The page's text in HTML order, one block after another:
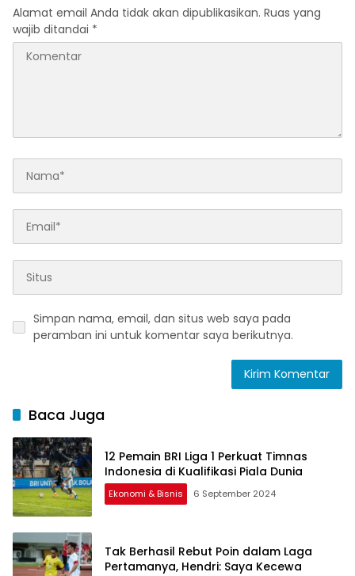
Alamat email Anda tidak akan dipublikasikan. Ruas yang
wajib ditandai *
Simpan nama, email, dan situs web saya pada
peramban ini untuk komentar saya berikutnya.
Baca Juga
12 Pemain BRI Liga 1 Perkuat Timnas
Indonesia di Kualifikasi Piala Dunia
Ekonomi & Bisnis 6 September 2024
Tak Berhasil Rebut Poin dalam Laga
Pertamanya, Hendri: Saya Kecewa